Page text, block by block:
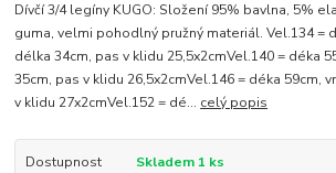
Dívčí 3/4 legíny KUGO: Složení 95% bavlna, 5%
guma, velmi pohodlný pružný materiál. Vel.134 =
délka 34cm, pas v klidu 25,5x2cmVel.140 = déka
35cm, pas v klidu 26,5x2cmVel.146 = déka 59cm,
v klidu 27x2cmVel.152 = dé... celý popis
Dostupnost Skladem 1 ks